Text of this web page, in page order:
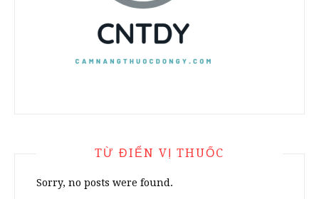
TỪ ĐIỂN VỊ THUỐC
Sorry, no posts were found.